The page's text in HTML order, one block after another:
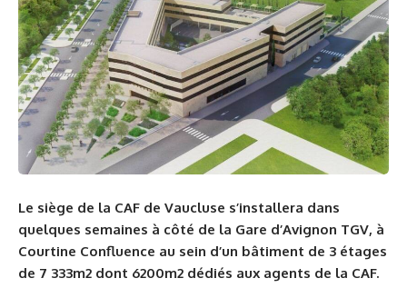
Le siège de la CAF de Vaucluse s’installera dans
quelques semaines à côté de la Gare d’Avignon TGV, à
Courtine Confluence au sein d’un bâtiment de 3 étages
de 7 333m2 dont 6200m2 dédiés aux agents de la CAF.